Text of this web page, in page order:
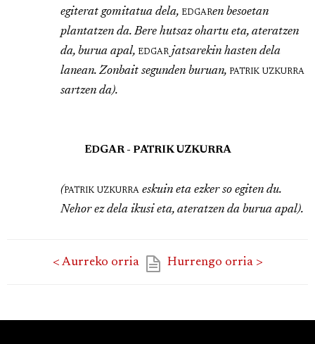
egiterat gomitatua dela, edgaren besoetan
plantatzen da. Bere hutsaz ohartu eta, ateratzen
da, burua apal, edgarjatsarekin hasten dela
lanean. Zonbait segunden buruan, patrik uzkurra
sartzen da).
EDGAR - PATRIK UZKURRA
(patrik uzkurraeskuin eta ezker so egiten du.
Nehor ez dela ikusi eta, ateratzen da burua apal).
< Aurreko orria Hurrengo orria >